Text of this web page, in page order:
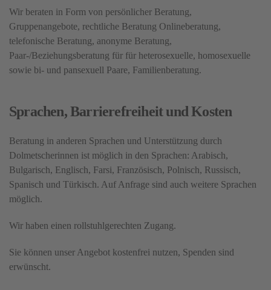
Wir beraten in Form von persönlicher Beratung,
Gruppenangebote, rechtliche Beratung Onlineberatung,
telefonische Beratung, anonyme Beratung,
Paar-/Beziehungsberatung für für heterosexuelle, homosexuelle
sowie bi- und pansexuell Paare, Familienberatung.
Sprachen, Barrierefreiheit und Kosten
Beratung in anderen Sprachen und Unterstützung durch
Dolmetscherinnen ist möglich in den Sprachen: Arabisch,
Bulgarisch, Englisch, Farsi, Französisch, Polnisch, Russisch,
Spanisch und Türkisch. Auf Anfrage sind auch weitere Sprachen
möglich.
Wir haben einen rollstuhlgerechten Zugang.
Sie können unser Angebot kostenfrei nutzen, Spenden sind
erwünscht.